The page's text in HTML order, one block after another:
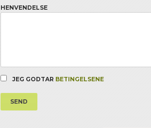
HENVENDELSE
JEG GODTARBETINGELSENE
SEND